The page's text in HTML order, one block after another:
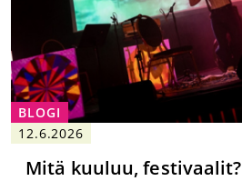
BLOGI
12.6.2026
Mitä kuuluu, festivaalit?